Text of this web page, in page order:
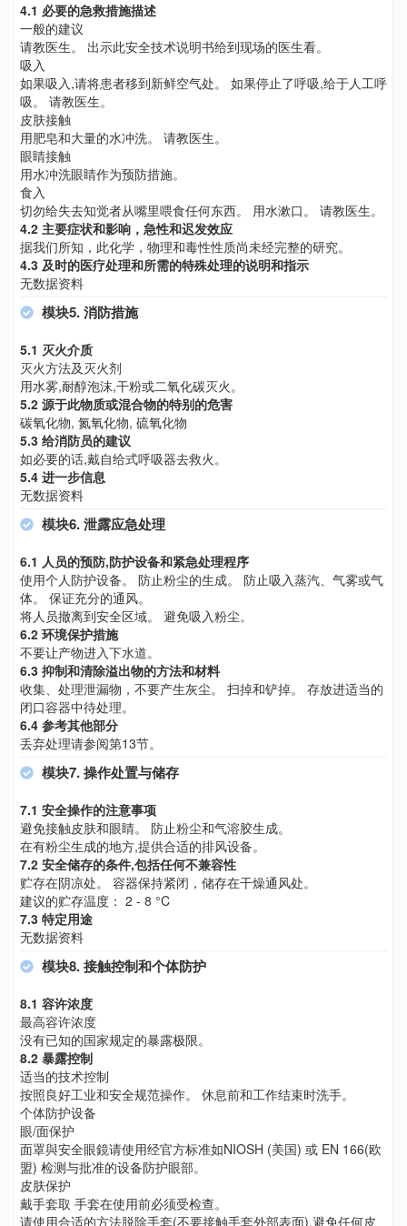
4.1 必要的急救措施描述
一般的建议
请教医生。 出示此安全技术说明书给到现场的医生看。
吸入
如果吸入,请将患者移到新鲜空气处。 如果停止了呼吸,给于人工呼
吸。 请教医生。
皮肤接触
用肥皂和大量的水冲洗。 请教医生。
眼睛接触
用水冲洗眼睛作为预防措施。
食入
切勿给失去知觉者从嘴里喂食任何东西。 用水漱口。 请教医生。
4.2 主要症状和影响，急性和迟发效应
据我们所知，此化学，物理和毒性性质尚未经完整的研究。
4.3 及时的医疗处理和所需的特殊处理的说明和指示
无数据资料
模块5. 消防措施
5.1 灭火介质
灭火方法及灭火剂
用水雾,耐醇泡沫,干粉或二氧化碳灭火。
5.2 源于此物质或混合物的特别的危害
碳氧化物, 氮氧化物, 硫氧化物
5.3 给消防员的建议
如必要的话,戴自给式呼吸器去救火。
5.4 进一步信息
无数据资料
模块6. 泄露应急处理
6.1 人员的预防,防护设备和紧急处理程序
使用个人防护设备。 防止粉尘的生成。 防止吸入蒸汽、气雾或气
体。 保证充分的通风。
将人员撤离到安全区域。 避免吸入粉尘。
6.2 环境保护措施
不要让产物进入下水道。
6.3 抑制和清除溢出物的方法和材料
收集、处理泄漏物，不要产生灰尘。 扫掉和铲掉。 存放进适当的
闭口容器中待处理。
6.4 参考其他部分
丢弃处理请参阅第13节。
模块7. 操作处置与储存
7.1 安全操作的注意事项
避免接触皮肤和眼睛。 防止粉尘和气溶胶生成。
在有粉尘生成的地方,提供合适的排风设备。
7.2 安全储存的条件,包括任何不兼容性
贮存在阴凉处。 容器保持紧闭，储存在干燥通风处。
建议的贮存温度： 2 - 8 °C
7.3 特定用途
无数据资料
模块8. 接触控制和个体防护
8.1 容许浓度
最高容许浓度
没有已知的国家规定的暴露极限。
8.2 暴露控制
适当的技术控制
按照良好工业和安全规范操作。 休息前和工作结束时洗手。
个体防护设备
眼/面保护
面罩與安全眼鏡请使用经官方标准如NIOSH (美国) 或 EN 166(欧
盟) 检测与批准的设备防护眼部。
皮肤保护
戴手套取 手套在使用前必须受检查。
请使用合适的方法脱除手套(不要接触手套外部表面),避免任何皮